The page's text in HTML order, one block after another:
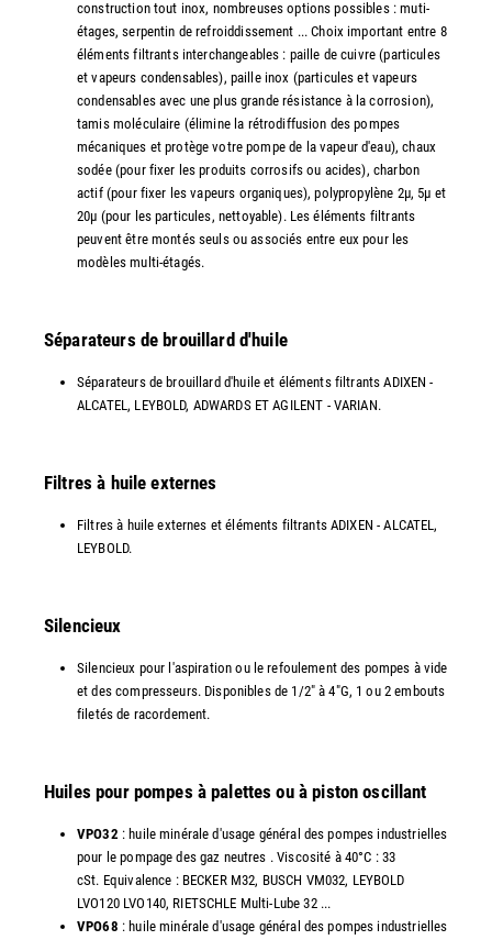
construction tout inox, nombreuses options possibles : muti-
étages, serpentin de refroiddissement ... Choix important entre 8
éléments filtrants interchangeables : paille de cuivre (particules
et vapeurs condensables), paille inox (particules et vapeurs
condensables avec une plus grande résistance à la corrosion),
tamis moléculaire (élimine la rétrodiffusion des pompes
mécaniques et protège votre pompe de la vapeur d'eau), chaux
sodée (pour fixer les produits corrosifs ou acides), charbon
actif (pour fixer les vapeurs organiques), polypropylène 2µ, 5µ et
20µ (pour les particules, nettoyable). Les éléments filtrants
peuvent être montés seuls ou associés entre eux pour les
modèles multi-étagés.
Séparateurs de brouillard d'huile
Séparateurs de brouillard d'huile et éléments filtrants ADIXEN -
ALCATEL, LEYBOLD, ADWARDS ET AGILENT - VARIAN.
Filtres à huile externes
Filtres à huile externes et éléments filtrants ADIXEN - ALCATEL,
LEYBOLD.
Silencieux
Silencieux pour l'aspiration ou le refoulement des pompes à vide
et des compresseurs. Disponibles de 1/2" à 4"G, 1 ou 2 embouts
filetés de racordement.
Huiles pour pompes à palettes ou à piston oscillant
VPO32 : huile minérale d'usage général des pompes industrielles
pour le pompage des gaz neutres . Viscosité à 40°C : 33
cSt. Equivalence : BECKER M32, BUSCH VM032, LEYBOLD
LVO120 LVO140, RIETSCHLE Multi-Lube 32 ...
VPO68 : huile minérale d'usage général des pompes industrielles